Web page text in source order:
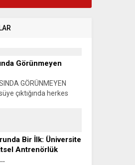
Görünmeyen
GÖRÜNMEYEN
çıktığında herkes
Bir İlk: Üniversite
Antrenörlük